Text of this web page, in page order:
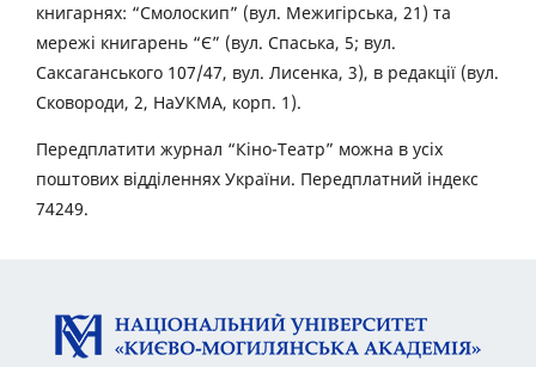
книгарнях: “Смолоскип” (вул. Межигірська, 21) та
мережі книгарень “Є” (вул. Спаська, 5; вул.
Саксаганського 107/47, вул. Лисенка, 3), в редакції (вул.
Сковороди, 2, НаУКМА, корп. 1).
Передплатити журнал “Кіно-Театр” можна в усіх
поштових відділеннях України. Передплатний індекс
74249.